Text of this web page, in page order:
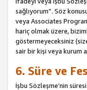
sağlıyorum”. Söz
veya Associates
hariç olmak üzere,
göstermeyeceksiniz
sair bir kişi veya kurum
6. Süre ve
İşbu Sözleşme’nin